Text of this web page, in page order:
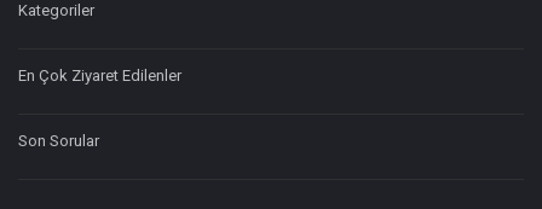
Kategoriler
En Çok Ziyaret Edilenler
Son Sorular